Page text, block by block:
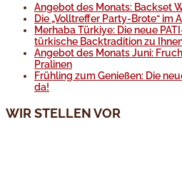
Angebot des Monats: Backset
Die „Volltreffer Party-Brote“ im
Merhaba Türkiye: Die neue
türkische Backtradition zu
Angebot des Monats Juni:
Pralinen
Frühling zum Genießen: Die
da!
WIR STELLEN VOR